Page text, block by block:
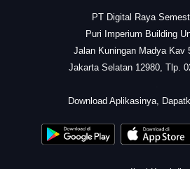
PT Digital Raya
Puri Imperium Building
Jalan Kuningan Madya Kav
Jakarta Selatan 12980, Tlp.
Download Aplikasinya,